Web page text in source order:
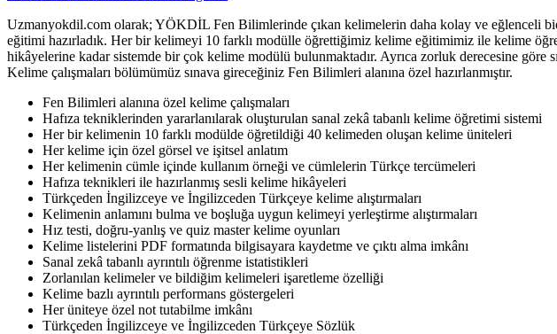
Uzmanyokdil.com olarak; YÖKDİL Fen Bilimlerinde çıkan kelimelerin daha kolay ve eğlenceli
eğitimi hazırladık. Her bir kelimeyi 10 farklı modülle öğrettiğimiz kelime eğitimimiz ile kelime
hikâyelerine kadar sistemde bir çok kelime modülü bulunmaktadır. Ayrıca zorluk derecesine
Kelime çalışmaları bölümümüz sınava gireceğiniz Fen Bilimleri alanına özel hazırlanmıştır.
Fen Bilimleri alanına özel kelime çalışmaları
Hafıza tekniklerinden yararlanılarak oluşturulan sanal zekâ tabanlı kelime öğretimi sistemi
Her bir kelimenin 10 farklı modülde öğretildiği 40 kelimeden oluşan kelime üniteleri
Her kelime için özel görsel ve işitsel anlatım
Her kelimenin cümle içinde kullanım örneği ve cümlelerin Türkçe tercümeleri
Hafıza teknikleri ile hazırlanmış sesli kelime hikâyeleri
Türkçeden İngilizceye ve İngilizceden Türkçeye kelime alıştırmaları
Kelimenin anlamını bulma ve boşluğa uygun kelimeyi yerleştirme alıştırmaları
Hız testi, doğru-yanlış ve quiz master kelime oyunları
Kelime listelerini PDF formatında bilgisayara kaydetme ve çıktı alma imkânı
Sanal zekâ tabanlı ayrıntılı öğrenme istatistikleri
Zorlanılan kelimeler ve bildiğim kelimeleri işaretleme özelliği
Kelime bazlı ayrıntılı performans göstergeleri
Her üniteye özel not tutabilme imkânı
Türkçeden İngilizceye ve İngilizceden Türkçeye Sözlük